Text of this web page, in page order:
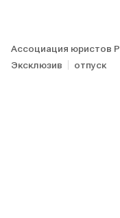
Ассоциация юристов
Эксклюзив
отпуск